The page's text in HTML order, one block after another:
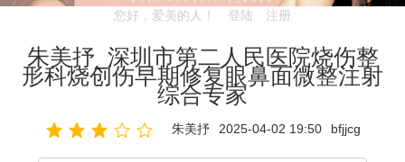
您好，爱美的人！ 登陆 注册
朱美抒_深圳市第二人民医院烧伤整
形科烧创伤早期修复眼鼻面微整注射
综合专家
朱美抒 2025-04-02 19:50 bfjjcg